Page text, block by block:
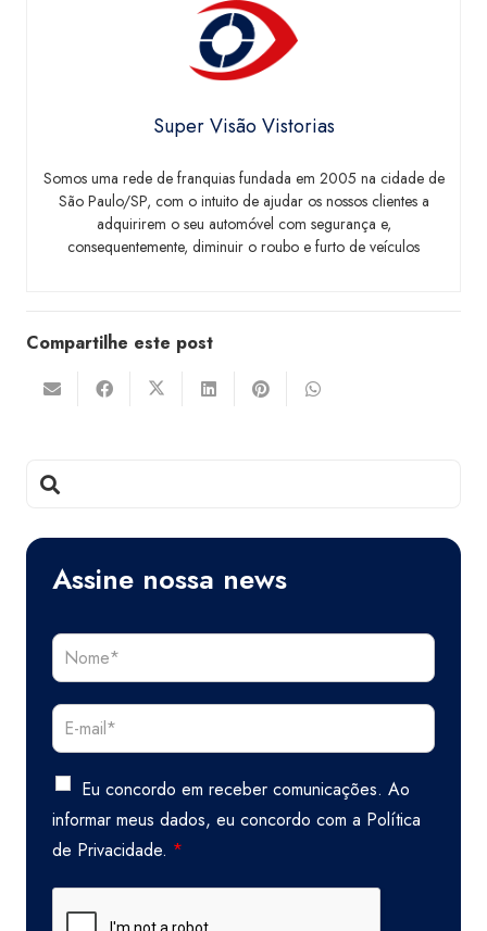
Super Visão Vistorias
Somos uma rede de franquias fundada em 2005 na cidade de
São Paulo/SP, com o intuito de ajudar os nossos clientes a
adquirirem o seu automóvel com segurança e,
consequentemente, diminuir o roubo e furto de veículos
Compartilhe este post
Assine nossa news
Eu concordo em receber comunicações. Ao
informar meus dados, eu concordo com a Política
de Privacidade. *